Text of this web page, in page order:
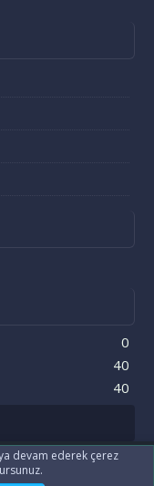
0
40
40
Ltd.
devam ederek çerez